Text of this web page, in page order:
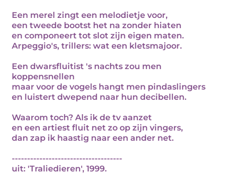
Een merel zingt een melodietje voor,
een tweede bootst het na zonder hiaten
en componeert tot slot zijn eigen maten.
Arpeggio's, trillers: wat een kletsmajoor.
Een dwarsfluitist 's nachts zou men
koppensnellen
maar voor de vogels hangt men pindaslingers
en luistert dwepend naar hun decibellen.
Waarom toch? Als ik de tv aanzet
en een artiest fluit net zo op zijn vingers,
dan zap ik haastig naar een ander net.
------------------------------------
uit: 'Traliedieren', 1999.